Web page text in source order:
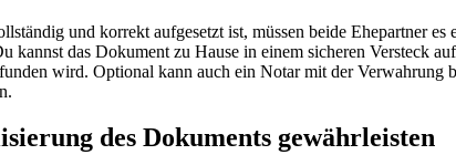
und korrekt aufgesetzt ist, müssen beide Ehepartner
kannst das Dokument zu Hause in einem sicheren Versteck
wird. Optional kann auch ein Notar mit der
des Dokuments gewährleisten